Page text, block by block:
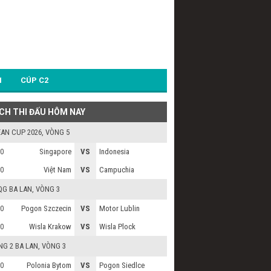
CÚP C2
THI ĐẤU HÔM NAY
CUP 2026, VÒNG 5
Singapore VS Indonesia
Việt Nam VS Campuchia
BA LAN, VÒNG 3
Pogon Szczecin VS Motor Lublin
Wisla Krakow VS Wisla Plock
2 BA LAN, VÒNG 3
Polonia Bytom VS Pogon Siedlce